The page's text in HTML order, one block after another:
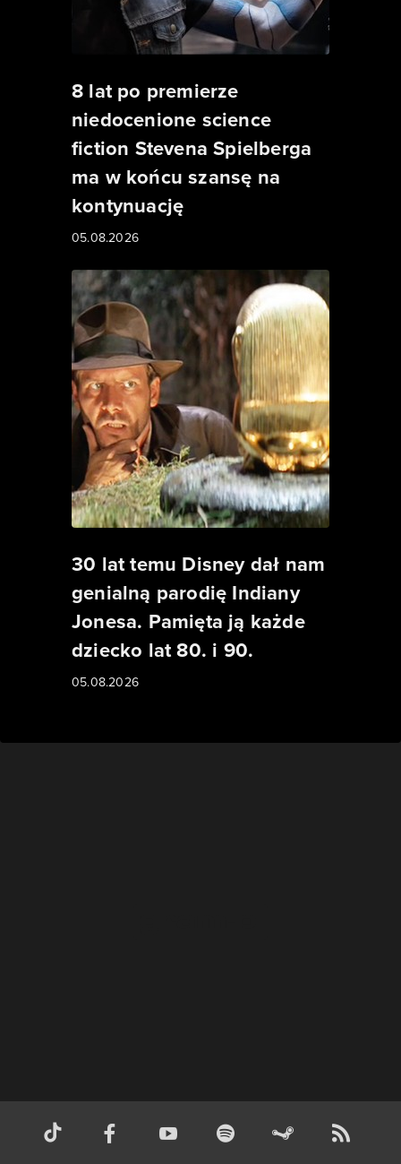
8 lat po premierze
niedocenione science
fiction Stevena Spielberga
ma w końcu szansę na
kontynuację
05.08.2026
30 lat temu Disney dał nam
genialną parodię Indiany
Jonesa. Pamięta ją każde
dziecko lat 80. i 90.
05.08.2026